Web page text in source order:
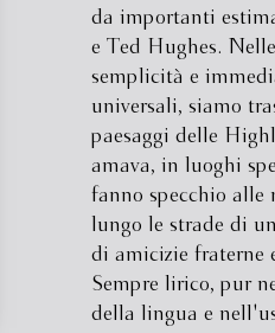
da importanti
e Ted Hughes.
semplicità e
universali, siamo
paesaggi delle
amava, in luoghi
fanno specchio alle
lungo le strade di
di amicizie fraterne
Sempre lirico, pur
della lingua e